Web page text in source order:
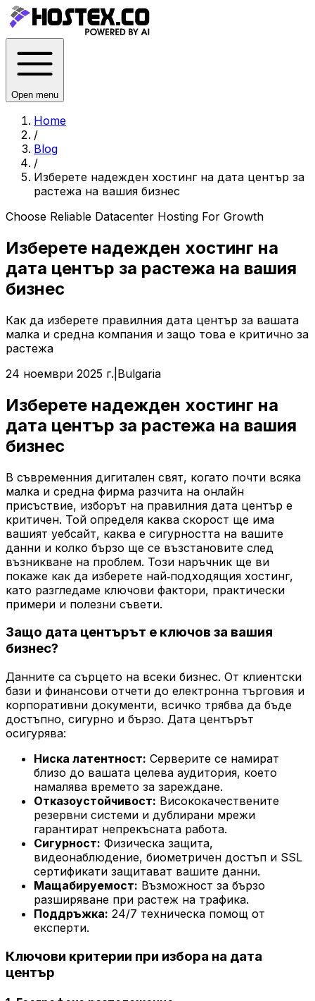
Open menu
Home
/
Blog
/
Изберете надежден хостинг на дата център за
растежа на вашия бизнес
Choose Reliable Datacenter Hosting For Growth
Изберете надежден хостинг на
дата център за растежа на вашия
бизнес
Как да изберете правилния дата център за вашата
малка и средна компания и защо това е критично за
растежа
24 ноември 2025 г. Bulgaria
Изберете надежден хостинг на
дата център за растежа на вашия
бизнес
В съвременния дигитален свят, когато почти всяка
малка и средна фирма разчита на онлайн
присъствие, изборът на правилния дата център е
критичен. Той определя каква скорост ще има
вашият уебсайт, каква е сигурността на вашите
данни и колко бързо ще се възстановите след
възникване на проблем. Този наръчник ще ви
покаже как да изберете най‑подходящия хостинг,
като разгледаме ключови фактори, практически
примери и полезни съвети.
Защо дата центърът е ключов за вашия
бизнес?
Данните са сърцето на всеки бизнес. От клиентски
бази и финансови отчети до електронна търговия и
корпоративни документи, всичко трябва да бъде
достъпно, сигурно и бързо. Дата центърът
осигурява:
Ниска латентност: Серверите се намират
близо до вашата целева аудитория, което
намалява времето за зареждане.
Отказоустойчивост: Висококачествените
резервни системи и дублирани мрежи
гарантират непрекъсната работа.
Сигурност: Физическа защита,
видеонаблюдение, биометричен достъп и SSL
сертификати защитават вашите данни.
Мащабируемост: Възможност за бързо
разширяване при растеж на трафика.
Поддръжка: 24/7 техническа помощ от
експерти.
Ключови критерии при избора на дата
център